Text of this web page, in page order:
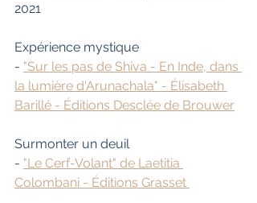
2021
Expérience mystique
- "Sur les pas de Shiva - En Inde, dans
la lumière d'Arunachala" - Élisabeth
Barillé - Éditions Desclée de Brouwer
Surmonter un deuil
- "Le Cerf-Volant" de Laetitia
Colombani - Éditions Grasset